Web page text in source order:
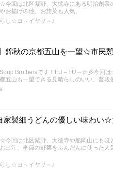
今回は北区紫野、大徳寺にある明治創業
お揚げの他、お惣菜も人気。
し☆ヨ～イヤサ～♪
錦秋の京都五山を一望☆市民
Brothersです！FU～FU～☆彡今回は
五山も一望できる見晴らしのいい、普段
家製細うどんの優しい味わい
今回は北区紫野、大徳寺や船岡山にもほ
出汁、季節の野菜をふんだんに使った人
し☆ヨ～イヤサ～♪